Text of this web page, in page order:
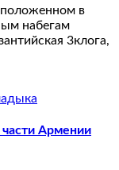
в
набегам
3клога,
Армении